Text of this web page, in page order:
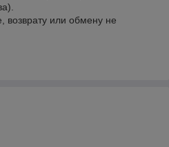
возврату или обмену не